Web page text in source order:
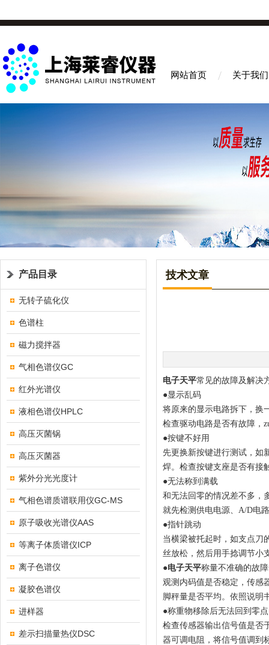
网站首页 关于我们
产品目录
无转子硫化仪
色谱柱
磁力搅拌器
气相色谱仪GC
红外光谱仪
液相色谱仪HPLC
高压灭菌锅
高压灭菌器
紫外分光光度计
气相色谱质谱联用仪GC-MS
原子吸收光谱仪AAS
等离子体质谱仪ICP
离子色谱仪
凝胶色谱仪
进样器
差示扫描量热仪DSC
技术文章
电子天平常见的故障及解决
●显示乱码
将原来的显示电路拆下，换
检查驱动电路是否有故障，
●按键不好用
先更换新按键进行测试，如
焊。检查按键支座是否有接
●无法称到满载
和无法回零的情况差不多，
就先检测供电电源、A/D电
●指针跳动
当横梁被托起时，如支点刀
丝放松，然后用手捻调节小
●电子天平称量不准确的故
观测内码值是否稳定，传感
脚秤量是否平均。依照说明
●称重物移除后无法回到零
检查传感器输出信号值是否
器可调电阻，将信号值调到